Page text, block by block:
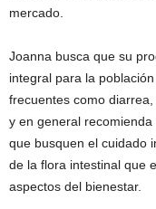
mercado.
Joanna busca que su
integral para la
frecuentes como
y en general
que busquen el cuidado
de la flora intestinal que
aspectos del bienestar.